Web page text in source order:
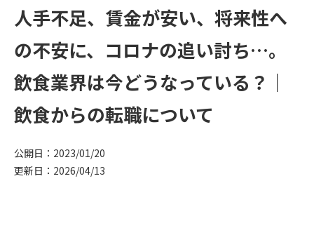
人手不足、賃金が安い、将来性へ
の不安に、コロナの追い討ち…。
飲食業界は今どうなっている？｜
飲食からの転職について
公開日：2023/01/20
更新日：2026/04/13